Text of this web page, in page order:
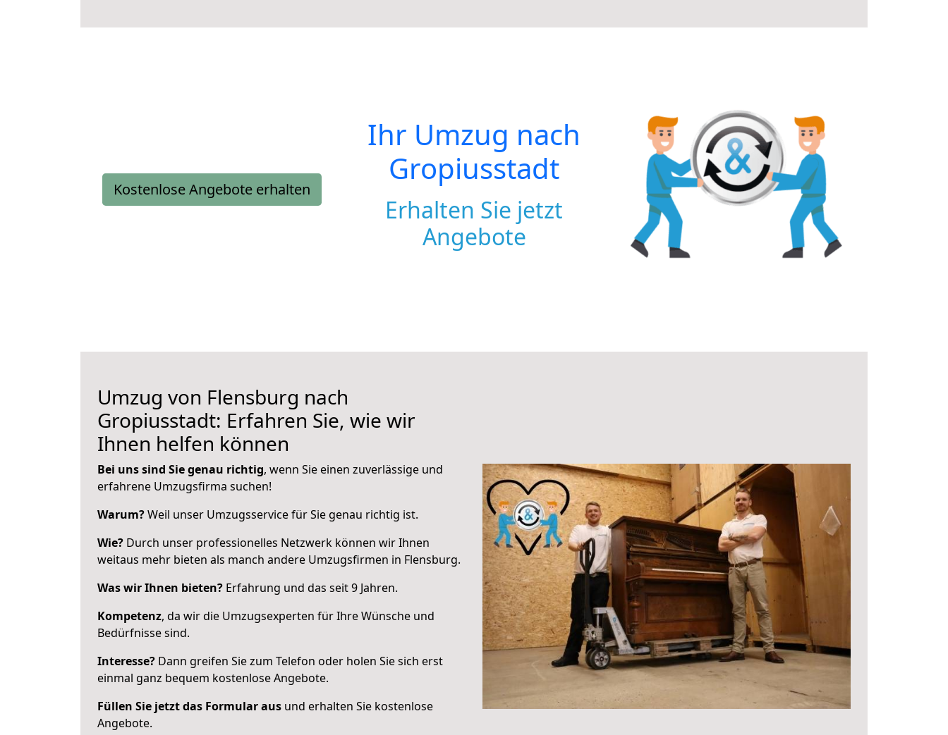
Kostenlose Angebote erhalten
Ihr Umzug nach
Gropiusstadt
Erhalten Sie jetzt
Angebote
Umzug von Flensburg nach
Gropiusstadt: Erfahren Sie, wie wir
Ihnen helfen können
Bei uns sind Sie genau richtig, wenn Sie einen zuverlässige und
erfahrene Umzugsfirma suchen!
Warum?Weil unser Umzugsservice für Sie genau richtig ist.
Wie? Durch unser professionelles Netzwerk können wir Ihnen
weitaus mehr bieten als manch andere Umzugsfirmen in Flensburg.
Was wir Ihnen bieten? Erfahrung und das seit 9 Jahren.
Kompetenz, da wir die Umzugsexperten für Ihre Wünsche und
Bedürfnisse sind.
Interesse? Dann greifen Sie zum Telefon oder holen Sie sich erst
einmal ganz bequem kostenlose Angebote.
Füllen Sie jetzt das Formular aus und erhalten Sie kostenlose
Angebote.